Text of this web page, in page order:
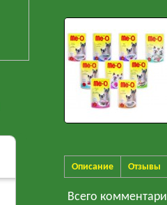
Описание Отзывы
Всего